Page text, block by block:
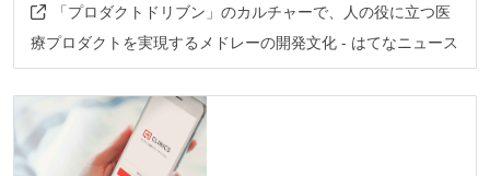
「プロダクトドリブン」のカルチャーで、人の役に立つ医
療プロダクトを実現するメドレーの開発文化 - はてなニュース